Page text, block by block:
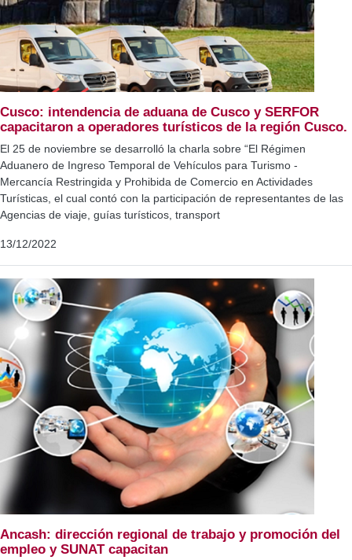
Cusco: intendencia de aduana de Cusco y SERFOR
capacitaron a operadores turísticos de la región Cusco.
El 25 de noviembre se desarrolló la charla sobre “El Régimen
Aduanero de Ingreso Temporal de Vehículos para Turismo -
Mercancía Restringida y Prohibida de Comercio en Actividades
Turísticas, el cual contó con la participación de representantes de las
Agencias de viaje, guías turísticos, transport
13/12/2022
Ancash: dirección regional de trabajo y promoción del
empleo y SUNAT capacitan